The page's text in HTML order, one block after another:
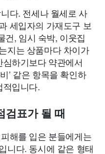
다. 전세나 월세로 사
세입자의 가재도구 보
건, 임시 숙박, 이웃집
지는 상품마다 차이가
하기보다 약관에서
비’ 같은 항목을 확인하
적입니다.
검표가 될 때
해를 입은 분들에게는
니다. 동시에 같은 형태